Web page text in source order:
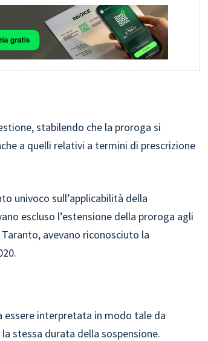
stabilendo che la proroga si
a quelli relativi a termini di prescrizione
univoco sull’applicabilità della
escluso l’estensione della proroga agli
avevano riconosciuto la
essere interpretata in modo tale da
stessa durata della sospensione.